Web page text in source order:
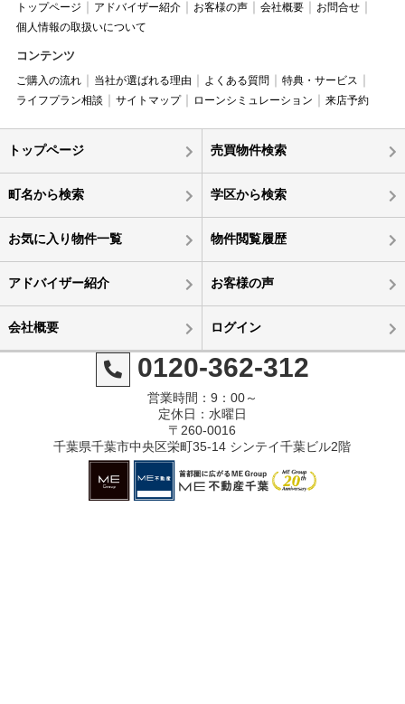
トップページ アドバイザー紹介 お客様の声 会社概要
お問合せ
個人情報の取扱いについて
コンテンツ
ご購入の流れ 当社が選ばれる理由 よくある質問
特典・サービス
ライフプラン相談
サイトマップ ローンシミュレーション 来店予約
トップページ 売買物件検索
町名から検索 学区から検索
お気に入り物件一覧 物件閲覧履歴
アドバイザー紹介 お客様の声
会社概要 ログイン
0120-362-312
営業時間：9：00～
定休日：水曜日
〒260-0016
千葉県千葉市中央区栄町35-14 シンテイ千葉ビル2階